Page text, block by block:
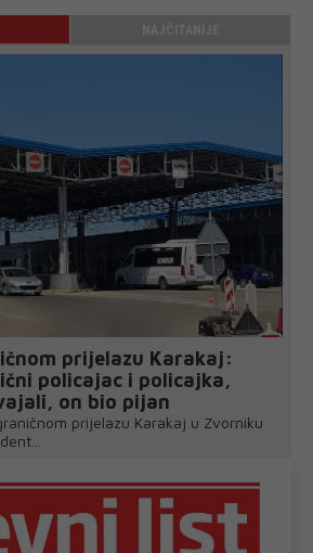
prijelazu Karakaj:
policajac i policajka,
on bio pijan
prijelazu Karakaj u Zvorniku